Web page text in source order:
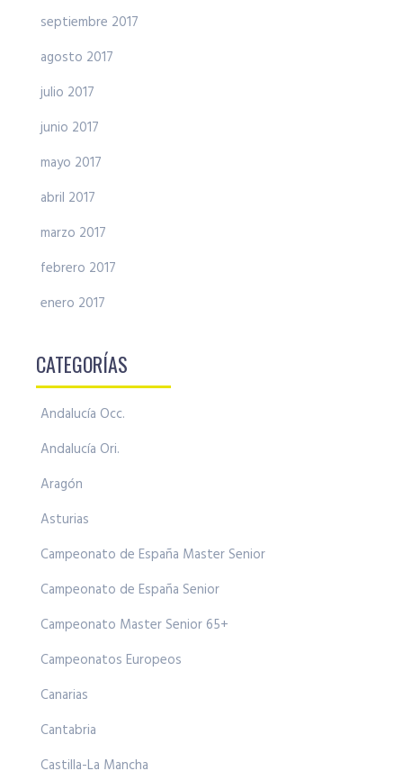
septiembre 2017
agosto 2017
julio 2017
junio 2017
mayo 2017
abril 2017
marzo 2017
febrero 2017
enero 2017
CATEGORÍAS
Andalucía Occ.
Andalucía Ori.
Aragón
Asturias
Campeonato de España Master Senior
Campeonato de España Senior
Campeonato Master Senior 65+
Campeonatos Europeos
Canarias
Cantabria
Castilla-La Mancha